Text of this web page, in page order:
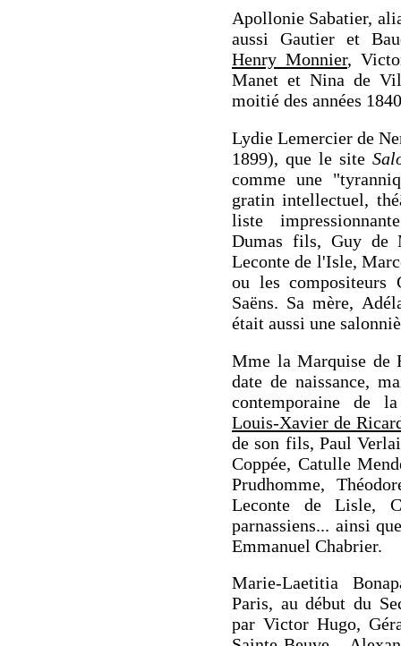
Apollonie Sabatier,
aussi Gautier et
Henry Monnier,
Manet et Nina de
moitié des années
Lydie Lemercier de
1899), que le site
comme une
gratin intellectuel,
liste
Dumas fils, Guy de
Leconte de l'Isle,
ou les compositeurs
Saëns. Sa mère,
était aussi une
Mme la Marquise de
date de naissance,
contemporaine de
Louis-Xavier de
de son fils, Paul
Coppée, Catulle
Prudhomme,
Leconte de Lisle,
parnassiens... ainsi
Emmanuel Chabrier.
Marie-Laetitia
Paris, au début du
par Victor Hugo,